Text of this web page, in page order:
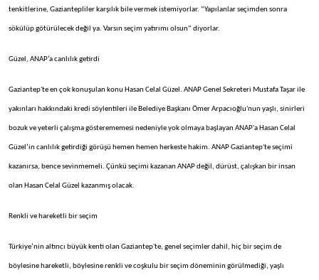
tenkitlerine, Gaziantepliler karşılık bile vermek istemiyorlar. “Yapılanlar seçimden sonra
sökülüp götürülecek değil ya. Varsın seçim yatırımı olsun” diyorlar.
Güzel, ANAP’a canlılık getirdi
Gaziantep'te en çok konuşulan konu Hasan Celal Güzel. ANAP Genel Sekreteri Mustafa Taşar ile
yakınları hakkındaki kredi söylentileri ile Belediye Başkanı Ömer Arpacıoğlu'nun yaşlı, sinirleri
bozuk ve yeterli çalışma gösterememesi nedeniyle yok olmaya başlayan ANAP'a Hasan Celal
Güzel’in canlılık getirdiği görüşü hemen hemen herkeste hakim. ANAP Gaziantep'te seçimi
kazanırsa, bence sevinmemeli. Çünkü seçimi kazanan ANAP değil, dürüst, çalışkan bir insan
olan Hasan Celal Güzel kazanmış olacak.
Renkli ve hareketli bir seçim
Türkiye’nin altıncı büyük kenti olan Gaziantep'te, genel seçimler dahil, hiç bir seçim de
böylesine hareketli, böylesine renkli ve coşkulu bir seçim döneminin görülmediği, yaşlı